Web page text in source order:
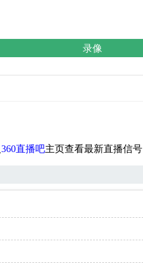
录像
360直播吧主页查看最新直播信号